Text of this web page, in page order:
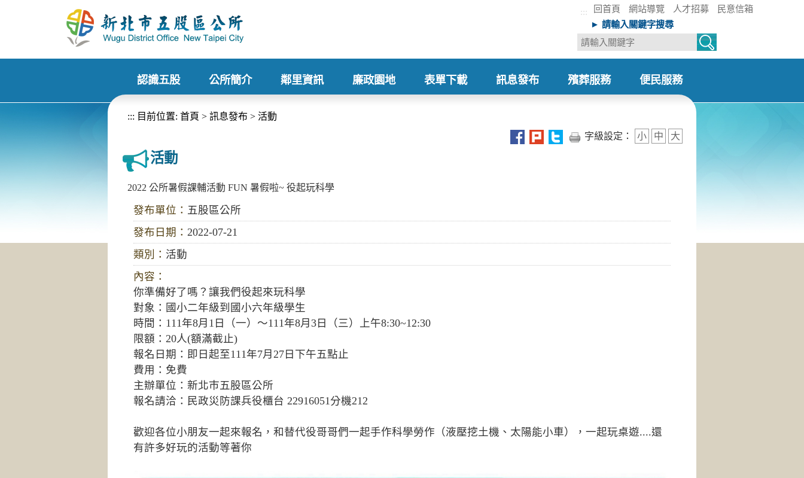
::: 回首頁 網站導覽 人才招募
民意信箱
► 請輸入關鍵字搜尋
認識五股 公所簡介 鄰里資訊 廉政園地 表單下載 訊息發布 殯葬服務 便民服務
::: 目前位置: 首頁 > 訊息發布 > 活動
字級設定：
小 中 大
活動
2022 公所暑假課輔活動 FUN 暑假啦~ 役起玩科學
發布單位： 五股區公所
發布日期： 2022-07-21
類別： 活動
內容：
你準備好了嗎？讓我們役起來玩科學
對象：國小二年級到國小六年級學生
時間：111年8月1日（一）～111年8月3日（三）上午8:30~12:30
限額：20人(額滿截止)
報名日期：即日起至111年7月27日下午五點止
費用：免費
主辦單位：新北巿五股區公所
報名請洽：民政災防課兵役櫃台 22916051分機212
歡迎各位小朋友一起來報名，和替代役哥哥們一起手作科學勞作（液壓挖土機、太陽能小車），一起玩桌遊....還
有許多好玩的活動等著你